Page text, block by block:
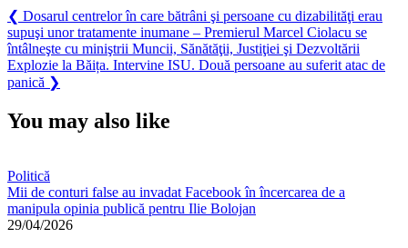
Navigare
în
articole
❮ Previous
Post:
Dosarul centrelor în care bătrâni şi persoane cu dizabilităţi erau
supuşi unor tratamente inumane – Premierul Marcel Ciolacu se
întâlneşte cu miniştrii Muncii, Sănătăţii, Justiţiei şi Dezvoltării
Next
Post:
Explozie la Băița. Intervine ISU. Două persoane au suferit atac de
panică ❯
You may also like
Politică
Mii de conturi false au invadat Facebook în încercarea de a
manipula opinia publică pentru Ilie Bolojan
29/04/2026